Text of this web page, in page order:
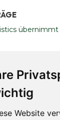
Website
übernimmt